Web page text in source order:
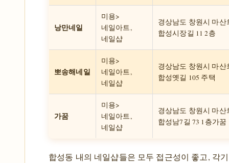
낭만네일
미용>
네일아트,
네일샵
경상남도 창원시 마산
합성시장길 11 2층
뽀송해네일
미용>
네일아트,
네일샵
경상남도 창원시 마산
합성옛길 105 주택
가꿈
미용>
네일아트,
네일샵
경상남도 창원시 마산
합성남7길 73 1층가꿈
합성동 내의 네일샵들은 모두 접근성이 좋고, 각